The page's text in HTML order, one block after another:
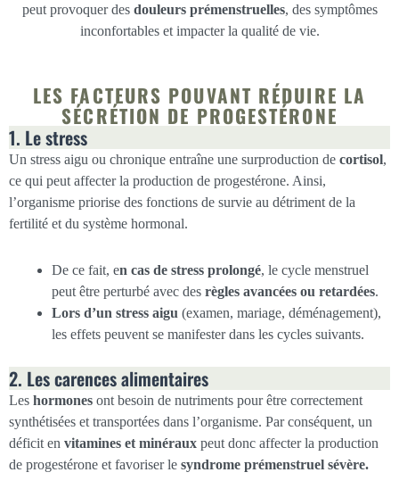
peut provoquer des douleurs prémenstruelles, des symptômes
inconfortables et impacter la qualité de vie.
LES FACTEURS POUVANT RÉDUIRE LA
SÉCRÉTION DE PROGESTÉRONE
1. Le stress
Un stress aigu ou chronique entraîne une surproduction de cortisol,
ce qui peut affecter la production de progestérone. Ainsi,
l’organisme priorise des fonctions de survie au détriment de la
fertilité et du système hormonal.
De ce fait, en cas de stress prolongé, le cycle menstruel
peut être perturbé avec des règles avancées ou retardées.
Lors d’un stress aigu (examen, mariage, déménagement),
les effets peuvent se manifester dans les cycles suivants.
2. Les carences alimentaires
Les hormones ont besoin de nutriments pour être correctement
synthétisées et transportées dans l’organisme. Par conséquent, un
déficit en vitamines et minéraux peut donc affecter la production
de progestérone et favoriser le syndrome prémenstruel sévère.